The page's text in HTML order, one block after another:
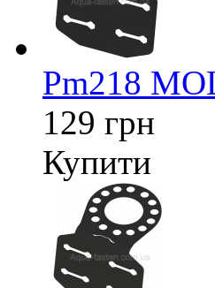
Pm218
129 грн
Купити